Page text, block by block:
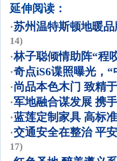
延伸阅读：
·苏州温特斯顿地暖
14)
·林子聪倾情助阵“程
·奇点iS6谍照曝光，
·尚品本色木门 致精
·军地融合谋发展 携
·蓝莲定制家具 高标
·交通安全在整治 平
17)